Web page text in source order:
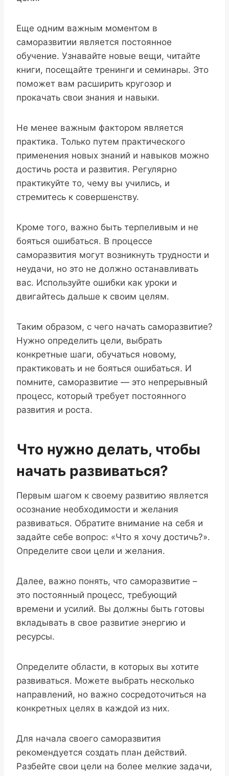
Еще одним важным моментом в
саморазвитии является постоянное
обучение. Узнавайте новые вещи, читайте
книги, посещайте тренинги и семинары. Это
поможет вам расширить кругозор и
прокачать свои знания и навыки.
Не менее важным фактором является
практика. Только путем практического
применения новых знаний и навыков можно
достичь роста и развития. Регулярно
практикуйте то, чему вы учились, и
стремитесь к совершенству.
Кроме того, важно быть терпеливым и не
бояться ошибаться. В процессе
саморазвития могут возникнуть трудности и
неудачи, но это не должно останавливать
вас. Используйте ошибки как уроки и
двигайтесь дальше к своим целям.
Таким образом, с чего начать саморазвитие?
Нужно определить цели, выбрать
конкретные шаги, обучаться новому,
практиковать и не бояться ошибаться. И
помните, саморазвитие — это непрерывный
процесс, который требует постоянного
развития и роста.
Что нужно делать, чтобы
начать развиваться?
Первым шагом к своему развитию является
осознание необходимости и желания
развиваться. Обратите внимание на себя и
задайте себе вопрос: «Что я хочу достичь?».
Определите свои цели и желания.
Далее, важно понять, что саморазвитие –
это постоянный процесс, требующий
времени и усилий. Вы должны быть готовы
вкладывать в свое развитие энергию и
ресурсы.
Определите области, в которых вы хотите
развиваться. Можете выбрать несколько
направлений, но важно сосредоточиться на
конкретных целях в каждой из них.
Для начала своего саморазвития
рекомендуется создать план действий.
Разбейте свои цели на более мелкие задачи,